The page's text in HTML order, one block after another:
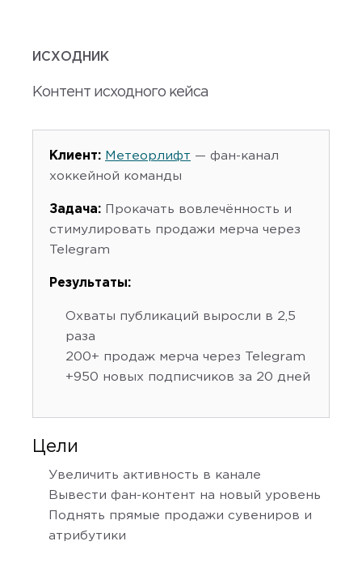
ИСХОДНИК
Контент исходного кейса
Клиент: Метеорлифт — фан-канал
хоккейной команды
Задача: Прокачать вовлечённость и
стимулировать продажи мерча через
Telegram
Результаты:
Охваты публикаций выросли в 2,5
раза
200+ продаж мерча через Telegram
+950 новых подписчиков за 20 дней
Цели
Увеличить активность в канале
Вывести фан-контент на новый уровень
Поднять прямые продажи сувениров и
атрибутики